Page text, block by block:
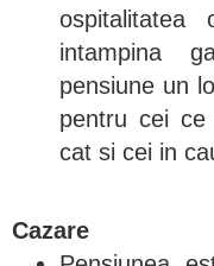
intampina
pensiune un
pentru cei
cat si cei in
Cazare